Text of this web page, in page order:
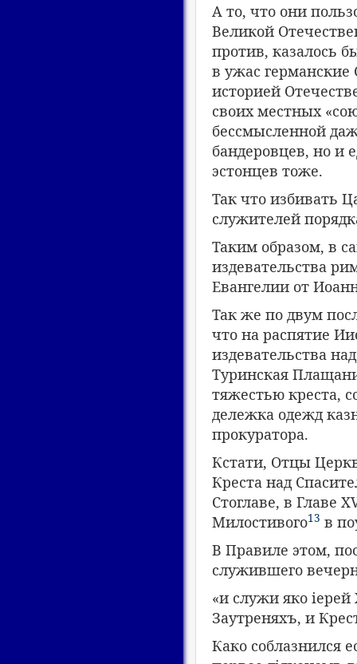
А то, что они
Великой
против, казалось
в ужас
историей
своих местных
бессмысленной
бандеровцев, но
эстонцев тоже.
Так что избивать
служителей
Таким образом, в
издевательства
Евангелии от
Так же по двум
что на распятие
издевательства
Туринская
тяжестью креста,
дележка одежд
прокуратора.
Кстати, Отцы
Креста над
Стоглаве, в Главе
Милостивого13 в
В Правиле этом,
служившего
«и служи яко
Заутреняхъ, и
Како соблазнился